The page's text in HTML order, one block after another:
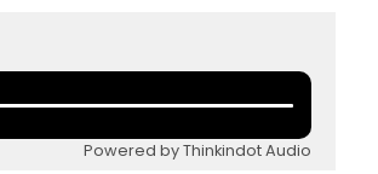
Powered by Thinkindot Audio